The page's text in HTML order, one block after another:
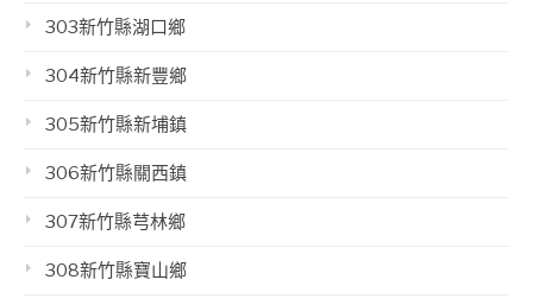
303新竹縣湖口鄉
304新竹縣新豐鄉
305新竹縣新埔鎮
306新竹縣關西鎮
307新竹縣芎林鄉
308新竹縣寶山鄉